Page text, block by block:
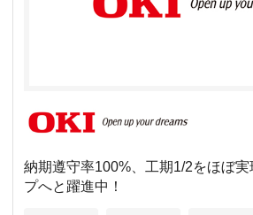
納期遵守率100%、工期1/2をほぼ
プへと躍進中！